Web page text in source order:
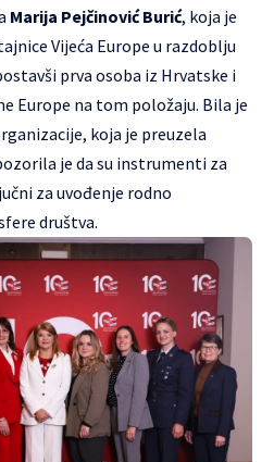
Marija Pejčinović Burić, koja je
Vijeća Europe u razdoblju
prva osoba iz Hrvatske i
Europe na tom položaju. Bila je
koja je preuzela
je da su instrumenti za
za uvođenje rodno
društva.